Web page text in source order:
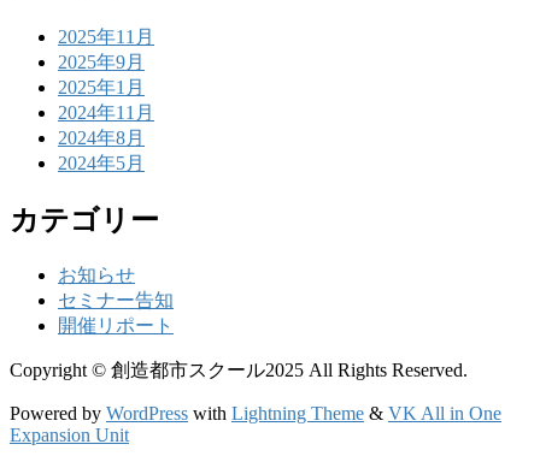
2025年11月
2025年9月
2025年1月
2024年11月
2024年8月
2024年5月
カテゴリー
お知らせ
セミナー告知
開催リポート
Copyright © 創造都市スクール2025 All Rights Reserved.
Powered by WordPress with Lightning Theme & VK All in One
Expansion Unit